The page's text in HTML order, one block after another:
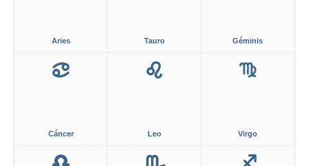
Aries Tauro Géminis
Cáncer Leo Virgo